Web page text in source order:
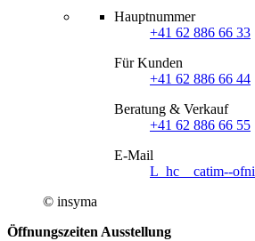
Hauptnummer
+41 62 886 66 33
Für Kunden
+41 62 886 66 44
Beratung & Verkauf
+41 62 886 66 55
E-Mail
L_hc__catim--ofni
© insyma
Öffnungszeiten Ausstellung